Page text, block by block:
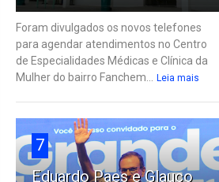
Foram divulgados os novos telefones
para agendar atendimentos no Centro
de Especialidades Médicas e Clínica da
Mulher do bairro Fanchem...
Leia mais
7
Eduardo Paes e Glauco